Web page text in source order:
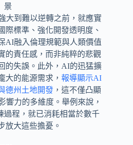
大到難以逆轉之前，就應實
際標準、強化開發透明度、
AI融入倫理規範與人類價值
的責任感，而非純粹的悲觀
的失誤。此外，AI的迅猛擴
大的能源需求， 報導顯示AI
德州土地開發 ，這不僅凸顯
響力的多維度。舉例來說，
過程，就已消耗相當於數千
放大這些擔憂。